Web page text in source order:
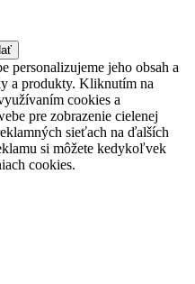
personalizujeme jeho obsah a
a produkty. Kliknutím na
cookies a
pre zobrazenie cielenej
sieťach na ďalších
si môžete kedykoľvek
cookies.